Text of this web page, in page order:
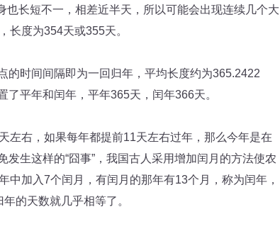
也长短不一，相差近半天，所以可能会出现连续几个大
长度为354天或355天。
时间间隔即为一回归年，平均长度约为365.2422
平年和闰年，平年365天，闰年366天。
右，如果每年都提前11天左右过年，那么今年是在
生这样的“囧事”，我国古人采用增加闰月的方法使农
中加入7个闰月，有闰月的那年有13个月，称为闰年，
的天数就几乎相等了。